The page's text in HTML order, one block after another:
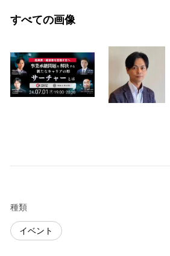
すべての画像
種類
イベント